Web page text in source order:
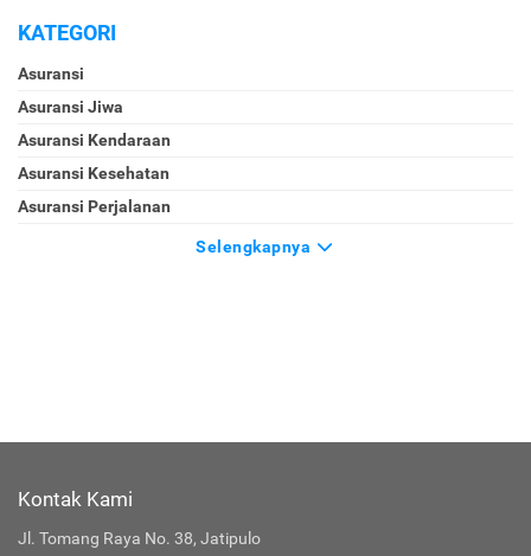
KATEGORI
Asuransi
Asuransi Jiwa
Asuransi Kendaraan
Asuransi Kesehatan
Asuransi Perjalanan
Selengkapnya
Kontak Kami
Jl. Tomang Raya No. 38, Jatipulo